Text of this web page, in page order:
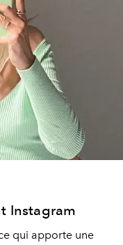
Instagram
qui apporte une